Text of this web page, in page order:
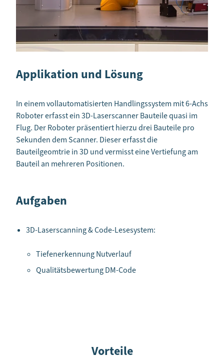
Applikation und Lösung
In einem vollautomatisierten Handlingssystem mit 6-Achs
Roboter erfasst ein 3D-Laserscanner Bauteile quasi im
Flug. Der Roboter präsentiert hierzu drei Bauteile pro
Sekunden dem Scanner. Dieser erfasst die
Bauteilgeomtrie in 3D und vermisst eine Vertiefung am
Bauteil an mehreren Positionen.
Aufgaben
3D-Laserscanning & Code-Lesesystem:
Tiefenerkennung Nutverlauf
Qualitätsbewertung DM-Code
Vorteile